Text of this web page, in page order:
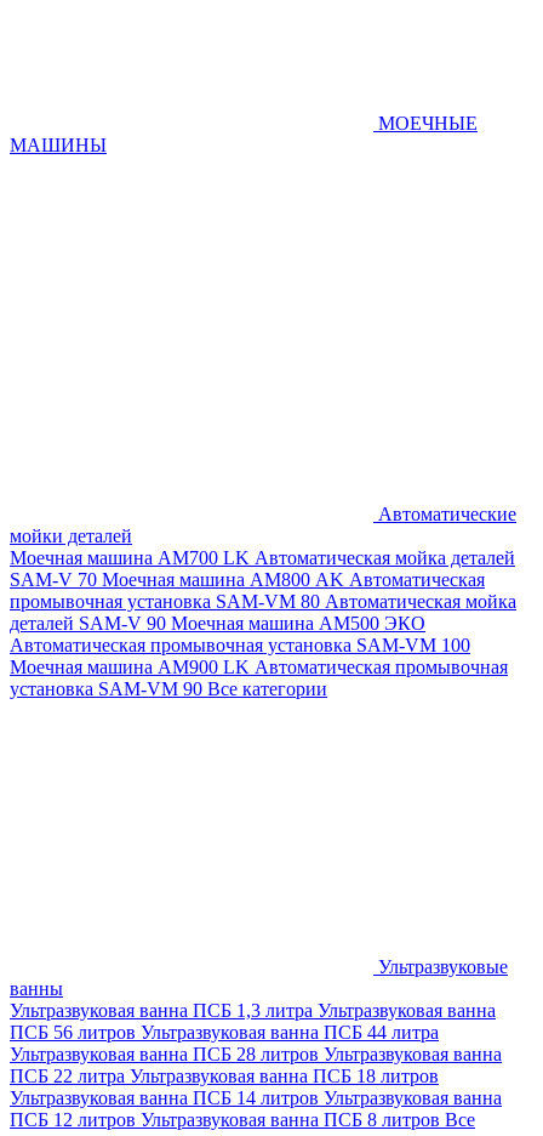
МОЕЧНЫЕ
МАШИНЫ
Автоматические
мойки деталей
Моечная машина AM700 LK Автоматическая мойка деталей
SAM-V 70 Моечная машина АМ800 AK Автоматическая
промывочная установка SAM-VM 80 Автоматическая мойка
деталей SAM-V 90 Моечная машина АМ500 ЭКО
Автоматическая промывочная установка SAM-VM 100
Моечная машина AM900 LK Автоматическая промывочная
установка SAM-VM 90 Все категории
Ультразвуковые
ванны
Ультразвуковая ванна ПСБ 1,3 литра Ультразвуковая ванна
ПСБ 56 литров Ультразвуковая ванна ПСБ 44 литра
Ультразвуковая ванна ПСБ 28 литров Ультразвуковая ванна
ПСБ 22 литра Ультразвуковая ванна ПСБ 18 литров
Ультразвуковая ванна ПСБ 14 литров Ультразвуковая ванна
ПСБ 12 литров Ультразвуковая ванна ПСБ 8 литров Все